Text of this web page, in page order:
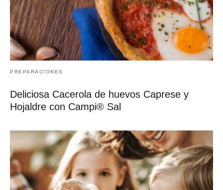
PREPARACIONES
Deliciosa Cacerola de huevos Caprese y
Hojaldre con Campi® Sal